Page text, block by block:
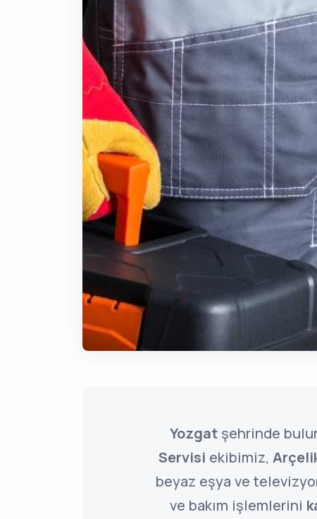
Yozgat şehrinde
Servisi ekibimiz,
beyaz eşya ve
ve bakım işlemlerini